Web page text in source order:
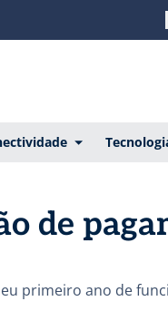
de
primeiro ano de